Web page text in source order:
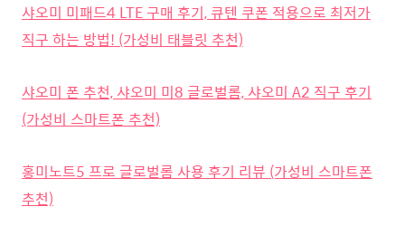
샤오미 미패드4 LTE 구매 후기, 큐텐 쿠폰 적용으로 최저가
직구 하는 방법! (가성비 태블릿 추천)
샤오미 폰 추천, 샤오미 미8 글로벌롬, 샤오미 A2 직구 후기
(가성비 스마트폰 추천)
홍미노트5 프로 글로벌롬 사용 후기 리뷰 (가성비 스마트폰
추천)